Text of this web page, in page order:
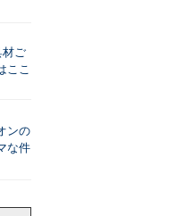
材ご
ここ
ンの
な件